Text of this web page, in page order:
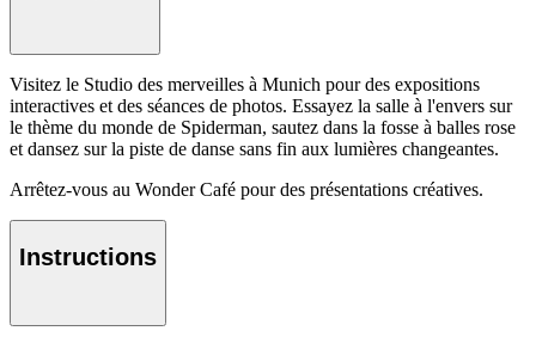
Visitez le Studio des merveilles à Munich pour des expositions
interactives et des séances de photos. Essayez la salle à l'envers sur
le thème du monde de Spiderman, sautez dans la fosse à balles rose
et dansez sur la piste de danse sans fin aux lumières changeantes.
Arrêtez-vous au Wonder Café pour des présentations créatives.
Instructions